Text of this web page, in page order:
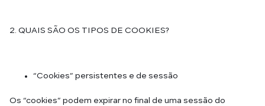
2. QUAIS SÃO OS TIPOS DE COOKIES?
“Cookies” persistentes e de sessão
Os “cookies” podem expirar no final de uma sessão do